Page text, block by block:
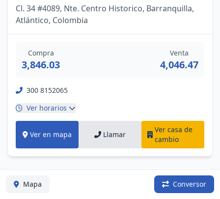
Cl. 34 #4089, Nte. Centro Historico, Barranquilla,
Atlántico, Colombia
Compra
3,846.03
Venta
4,046.47
300 8152065
Ver horarios
Ver en mapa Llamar
Ver casa de
cambio
CERRAJERIAS Y CAJAS
4.8 (216)
Mapa Conversor